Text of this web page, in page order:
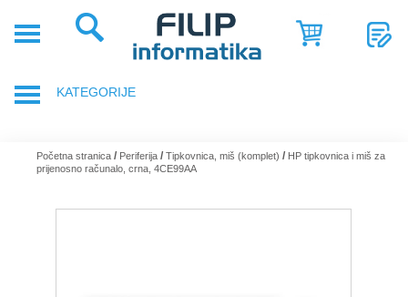
POSLOVNA
SERVIS
NOVOSTI
KATEGORIJE
Početna stranica / Periferija / Tipkovnica, miš (komplet) / HP tipkovnica i miš za
prijenosno računalo, crna, 4CE99AA